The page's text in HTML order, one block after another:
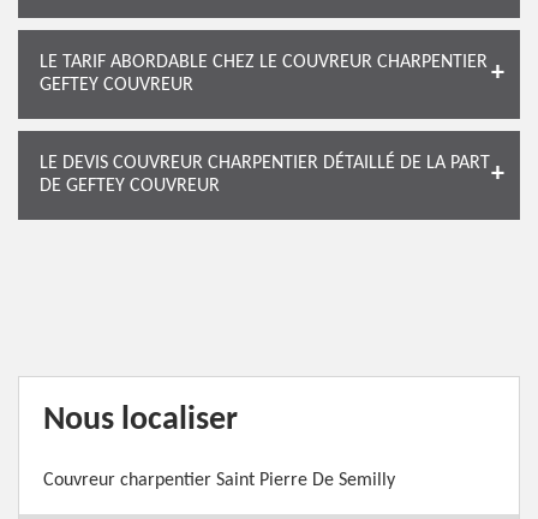
LE TARIF ABORDABLE CHEZ LE COUVREUR CHARPENTIER
GEFTEY COUVREUR
LE DEVIS COUVREUR CHARPENTIER DÉTAILLÉ DE LA PART
DE GEFTEY COUVREUR
Nous localiser
Couvreur charpentier Saint Pierre De Semilly